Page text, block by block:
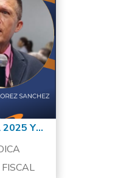
15 ABRIL - RENTA PERSONA JURIDICA 2025 Y FORMATO 2516 CONCILIACION FISCAL